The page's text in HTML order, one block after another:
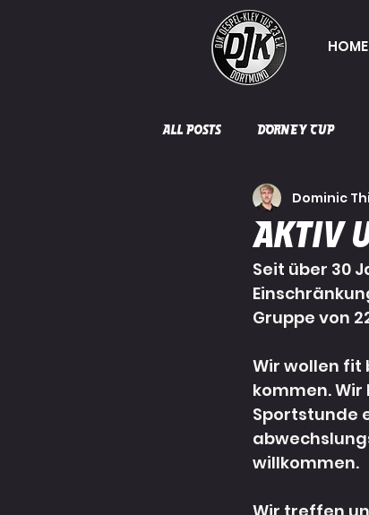
HOME
All Posts DORNEY CUP
Herren 5 mB-Jugend
Jugendleitung
Aktiv
Dominic
Seit über 30
Gruppe von
Wir wollen fit
kommen.
Sportstunde
willkommen.